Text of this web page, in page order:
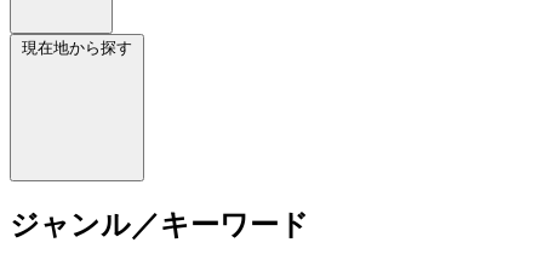
現在地から探す
ジャンル／キーワード